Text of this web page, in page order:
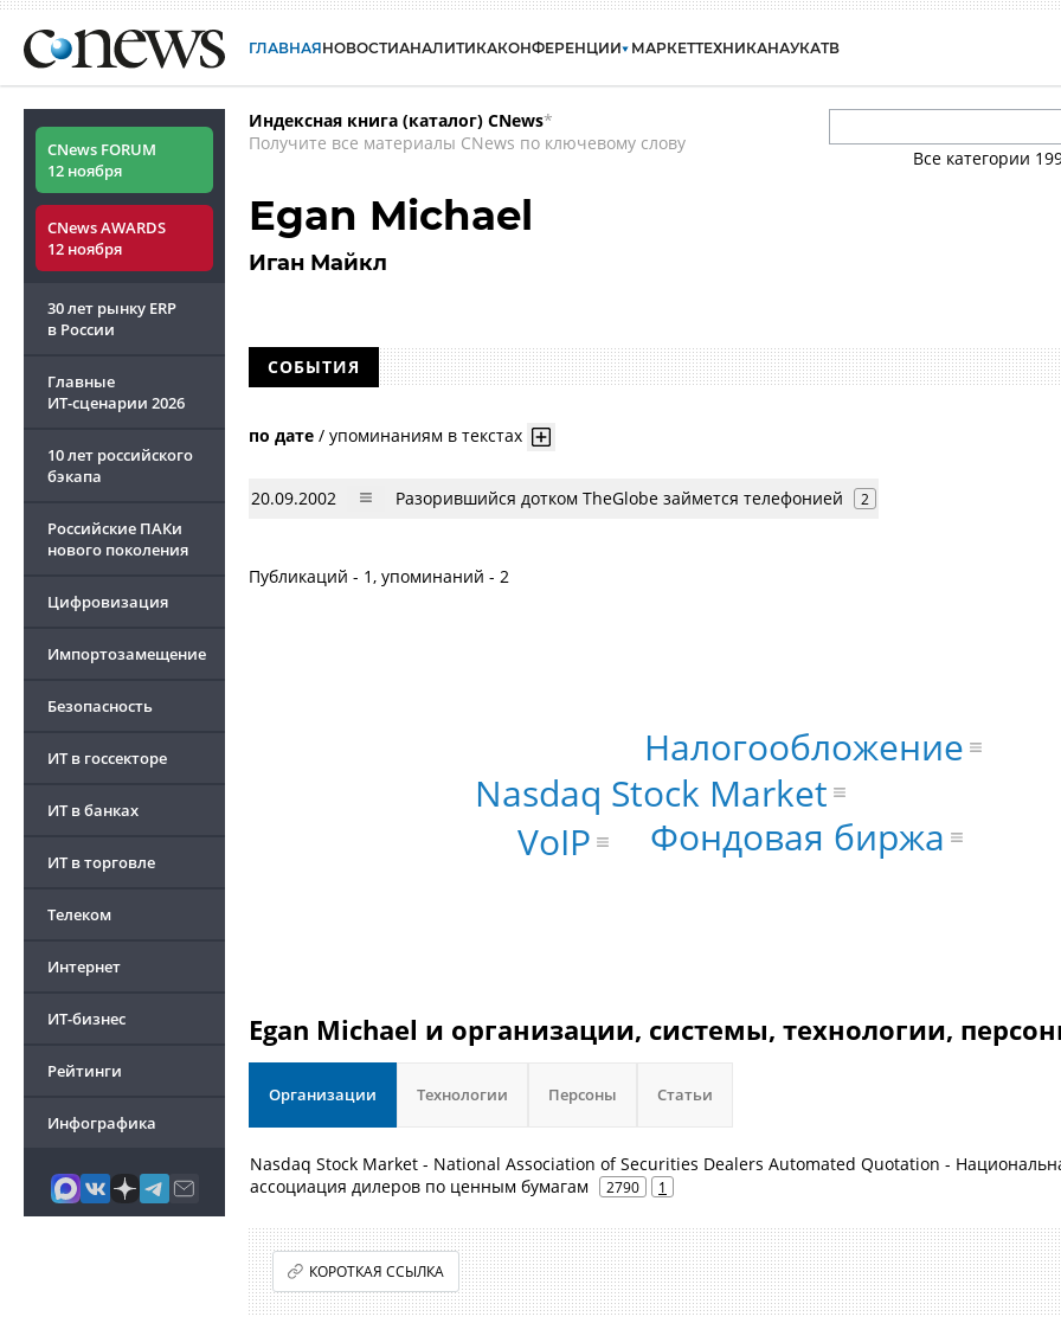
ГЛАВНАЯНОВОСТИАНАЛИТИКАКОНФЕРЕНЦИИ МАРКЕТТЕХНИКАНАУКАТВ
CNews FORUM
12 ноября
CNews AWARDS
12 ноября
30 лет рынку ERP
в России
Главные
ИТ-сценарии 2026
10 лет российского
бэкапа
Российские ПАКи
нового поколения
Цифровизация
Импортозамещение
Безопасность
ИТ в госсекторе
ИТ в банках
ИТ в торговле
Телеком
Интернет
ИТ-бизнес
Рейтинги
Инфографика
Индексная книга (каталог) CNews*
Получите все материалы CNews по ключевому слову
Все категории
Egan Michael
Иган Майкл
СОБЫТИЯ
по дате / упоминаниям в текстах
20.09.2002 Разорившийся дотком TheGlobe займется телефонией 2
Публикаций - 1, упоминаний - 2
Nasdaq Stock Market
VoIP
Налогообложение
Фондовая биржа
Egan Michael и организации, системы, технологии,
Организации Технологии Персоны Статьи
Nasdaq Stock Market - National Association of Securities Dealers Automated Quotation -
ассоциация дилеров по ценным бумагам
2790 1
КОРОТКАЯ ССЫЛКА